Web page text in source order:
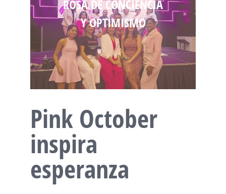
ROSA DE CONCIENCIA
Y OPTIMISMO
Pink October
inspira
esperanza